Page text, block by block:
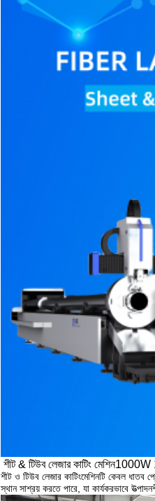
শীট & টিউব লেজার কাটিং মেশিন1000W
শীট ও টিউব লেজার কাটিংমেশিনটি কেবল ধাতব
স্থান সাশ্রয় করতে পারে, যা কার্যকরভাবে